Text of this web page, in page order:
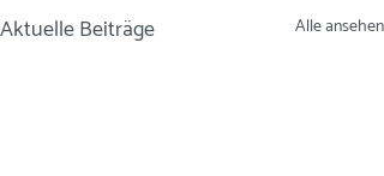
Aktuelle Beiträge Alle ansehen